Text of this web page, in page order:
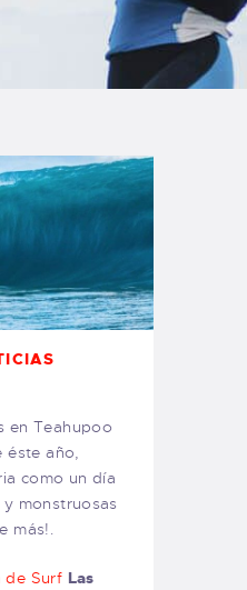
en Teahupoo
éste año,
como un día
monstruosas
más!.
de Surf Las